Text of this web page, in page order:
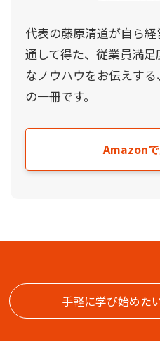
代表の藤原清道が自ら
通して得た、従業員満
なノウハウをお伝えす
の一冊です。
Amazon
手軽に学び始めた